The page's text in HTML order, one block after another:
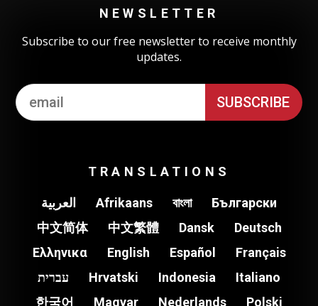
NEWSLETTER
Subscribe to our free newsletter to receive monthly
updates.
TRANSLATIONS
العربية Afrikaans বাংলা
Български
中文简体
中文繁體 Dansk
Deutsch
Ελληνικα
English Español
Français
עברית
Hrvatski Indonesia
Italiano
한국어
Magyar Nederlands
Polski